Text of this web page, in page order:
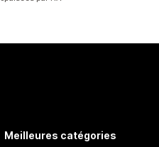
Meilleures catégories